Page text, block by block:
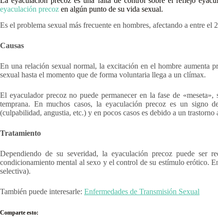
eyaculación precoz en algún punto de su vida sexual.
Es el problema sexual más frecuente en hombres, afectando a entre
Causas
En una relación sexual normal, la excitación en el hombre aumenta
sexual hasta el momento que de forma voluntaria llega a un clímax.
El eyaculador precoz no puede permanecer en la fase de
temprana. En muchos casos, la eyaculación precoz es un signo
(culpabilidad, angustia, etc.) y en pocos casos es debido a un
Tratamiento
Dependiendo de su severidad, la eyaculación precoz puede ser
condicionamiento mental al sexo y el control de su estímulo erótico.
selectiva).
También puede interesarle: Enfermedades de Transmisión Sexual
Comparte esto: